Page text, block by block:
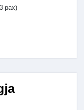
pax)